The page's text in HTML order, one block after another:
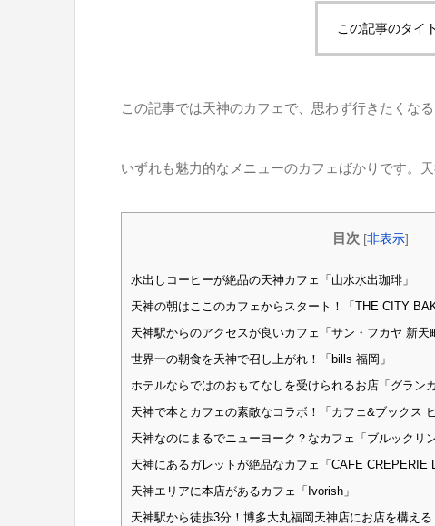
この記事のタイ
この記事では天神のカフェで、思わず行きたくな
いずれも魅力的なメニューのカフェばかりです。
目次 [非表示]
水出しコーヒーが絶品の天神カフェ「山水水出珈琲」
天神の朝はここのカフェからスタート！「THE CITY
天神駅からのアクセスが良いカフェ「サン・フカヤ 新天
世界一の朝食を天神で召し上がれ！「bills 福岡」
ホテルならではのおもてなしを受けられるお店「グランカ
天神で本とカフェの素敵なコラボ！「カフェ&ブックス
天神なのにまるでニューヨーク？なカフェ「ブルックリ
天神にあるガレットが絶品なカフェ「CAFE CREPERIE
天神エリアに本店があるカフェ「Ivorish」
天神駅から徒歩3分！博多大丸福岡天神店にお店を構える